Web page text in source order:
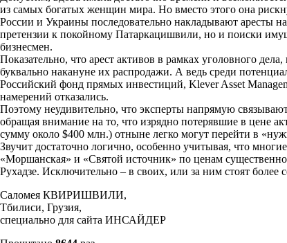
из самых богатых женщин мира. Но вместо этого она
России и Украины последовательно накладывают аресты
претензии к покойному Патаркацишвили, но и поиски
бизнесмен.
Показательно, что арест активов в рамках уголовного
буквально накануне их распродажи. А ведь среди
Российский фонд прямых инвестиций, Klever Asset
намерений отказались.
Поэтому неудивительно, что эксперты напрямую
обращая внимание на то, что изрядно потерявшие в цене
сумму около $400 млн.) отныне легко могут перейти в
Звучит достаточно логично, особенно учитывая, что
«Моршанская» и «Святой источник» по ценам
Рухадзе. Исключительно – в своих, или за ним стоят
Саломея КВИРИШВИЛИ,
Тбилиси, Грузия,
специально для сайта ИНСАЙДЕР